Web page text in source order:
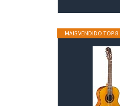
MAIS VENDIDO TOP 8